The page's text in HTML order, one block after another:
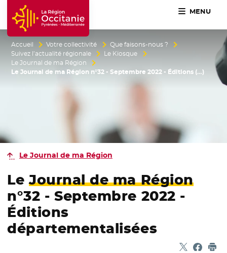
Accueil Région Occitanie / Pyrénées-Méditerranée
MENU
Accueil Votre collectivité
Que faisons-nous ?
Suivez l’actualité régionale
Le Kiosque
Le Journal de ma Région
Le Journal de ma Région n°32 - Septembre 2022 - Éditions (…)
Le Journal de ma Région
LeJournal de ma Région
n°32 - Septembre 2022 -
Éditions
départementalisées
Partager
- Nouvelle
-